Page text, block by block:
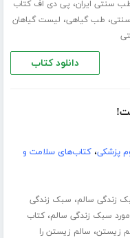
سنتی ایران، پی دی اف کتاب
، طب گیاهی، لیست گیاهان
دانلود کتاب
پزشکی،کتاب‌های سلامت و
زندگی سالم، سبک زندگی
مورد سبک زندگی سالم،کتاب
زیستن، سالم زیستن را